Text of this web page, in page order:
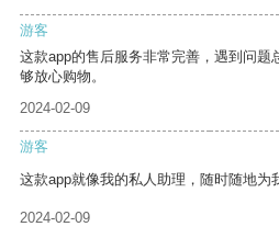
游客
这款app的售后服务非常完善，遇到问题
够放心购物。
2024-02-09
游客
这款app就像我的私人助理，随时随地为
2024-02-09